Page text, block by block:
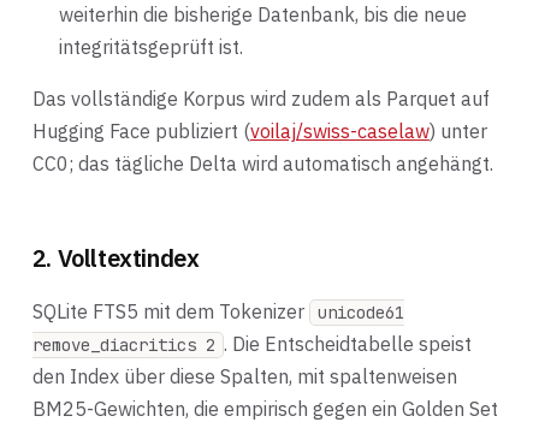
weiterhin die bisherige Datenbank, bis die neue
integritätsgeprüft ist.
Das vollständige Korpus wird zudem als Parquet auf
Hugging Face publiziert (voilaj/swiss-caselaw) unter
CC0; das tägliche Delta wird automatisch angehängt.
2. Volltextindex
SQLite FTS5 mit dem Tokenizer
unicode61
remove_diacritics 2 . Die Entscheidtabelle speist
den Index über diese Spalten, mit spaltenweisen
BM25-Gewichten, die empirisch gegen ein Golden Set